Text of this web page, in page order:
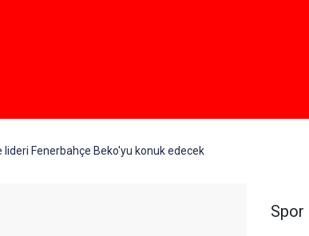
Fenerbahçe Beko'yu konuk edecek
Spor